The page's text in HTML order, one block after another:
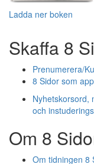
Ladda ner boken
Skaffa 8
Prenumerera/
8 Sidor som app
Nyhetskorsord,
och
Om 8
Om tidningen 8